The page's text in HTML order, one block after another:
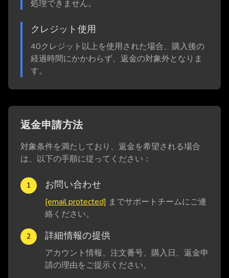
処理できません。
クレジット使用
40クレジット以上を使用された場合、購入後の
経過時間にかかわらず、返金の対象外となりま
す。
返金申請方法
対象条件を満たしており、返金を希望される場合
は、以下の手順に従ってください：
1 お問い合わせ
[email protected] までサポートチームにご連
絡ください。
2 詳細情報の提供
アカウント情報、注文番号、購入日、返金申
請の理由をご提示ください。